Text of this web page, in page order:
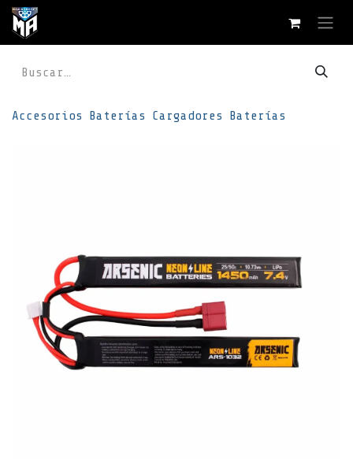
Ir al contenido
Accesorios Baterías Cargadores Baterías